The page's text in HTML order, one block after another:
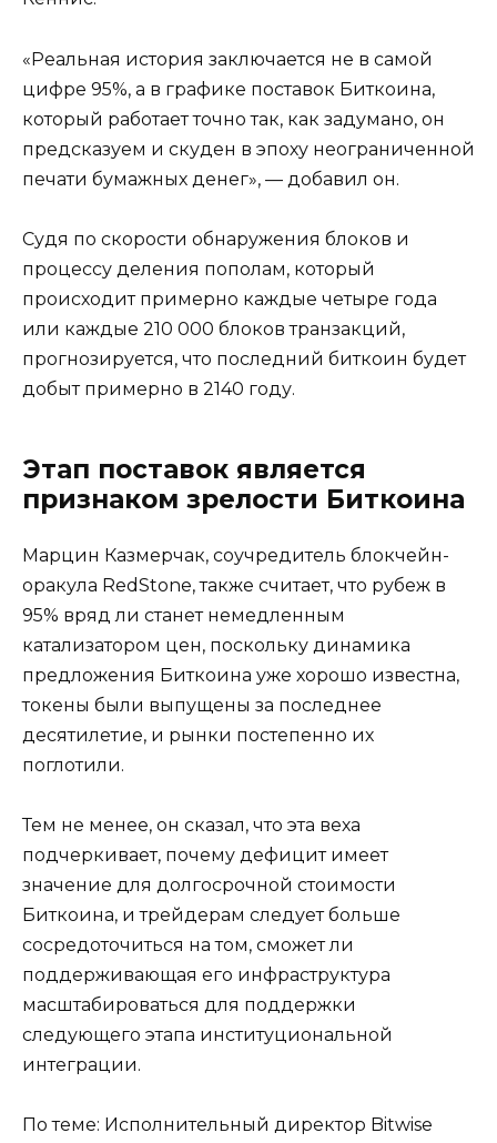
«Реальная история заключается не в самой
цифре 95%, а в графике поставок Биткоина,
который работает точно так, как задумано, он
предсказуем и скуден в эпоху неограниченной
печати бумажных денег», — добавил он.
Судя по скорости обнаружения блоков и
процессу деления пополам, который
происходит примерно каждые четыре года
или каждые 210 000 блоков транзакций,
прогнозируется, что последний биткоин будет
добыт примерно в 2140 году.
Этап поставок является
признаком зрелости Биткоина
Марцин Казмерчак, соучредитель блокчейн-
оракула RedStone, также считает, что рубеж в
95% вряд ли станет немедленным
катализатором цен, поскольку динамика
предложения Биткоина уже хорошо известна,
токены были выпущены за последнее
десятилетие, и рынки постепенно их
поглотили.
Тем не менее, он сказал, что эта веха
подчеркивает, почему дефицит имеет
значение для долгосрочной стоимости
Биткоина, и трейдерам следует больше
сосредоточиться на том, сможет ли
поддерживающая его инфраструктура
масштабироваться для поддержки
следующего этапа институциональной
интеграции.
По теме: Исполнительный директор Bitwise